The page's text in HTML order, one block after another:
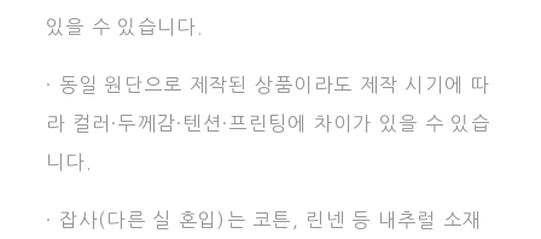
있을 수 있습니다.
· 동일 원단으로 제작된 상품이라도 제작 시기에 따
라 컬러·두께감·텐션·프린팅에 차이가 있을 수 있습
니다.
· 잡사(다른 실 혼입)는 코튼, 린넨 등 내추럴 소재